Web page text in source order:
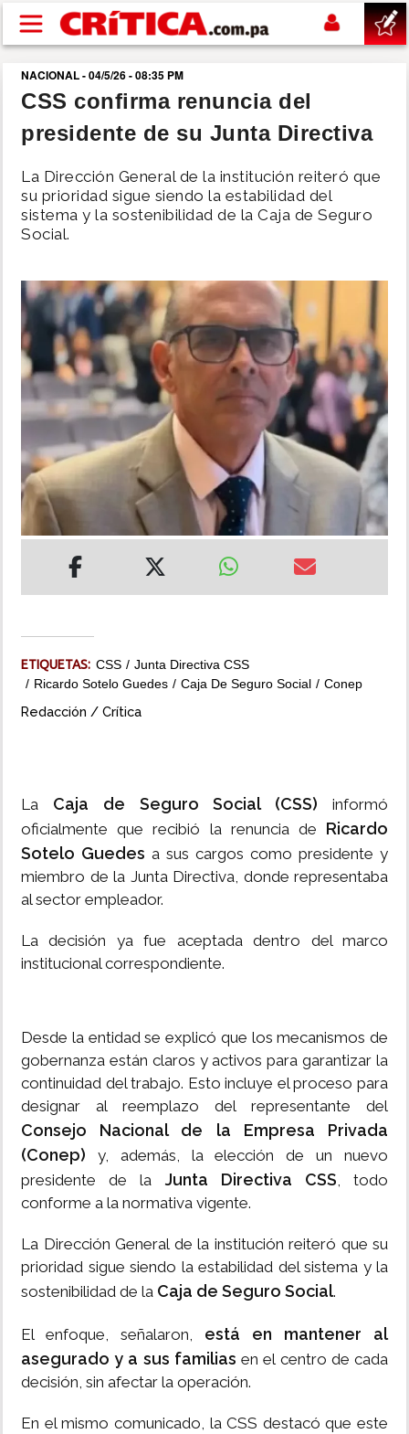
Pasar al contenido principal
buscar
SUCESOS
NACIONAL
POLÍTICA
SHOW
DEPORTES
INSÓLITAS
MULTIMEDIA
NACIONAL - 04/5/26 - 08:35 PM
CSS confirma renuncia del
presidente de su Junta Directiva
La Dirección General de la institución reiteró que
su prioridad sigue siendo la estabilidad del
sistema y la sostenibilidad de la Caja de Seguro
Social.
ETIQUETAS: CSS
Junta Directiva CSS
Ricardo Sotelo Guedes
Caja De Seguro Social Conep
Redacción / Crítica
La Caja de Seguro Social (CSS) informó
oficialmente que recibió la renuncia de Ricardo
Sotelo Guedes a sus cargos como presidente y
miembro de la Junta Directiva, donde representaba
al sector empleador.
La decisión ya fue aceptada dentro del marco
institucional correspondiente.
Desde la entidad se explicó que los mecanismos de
gobernanza están claros y activos para garantizar la
continuidad del trabajo. Esto incluye el proceso para
designar al reemplazo del representante del
Consejo Nacional de la Empresa Privada
(Conep) y, además, la elección de un nuevo
presidente de la Junta Directiva CSS, todo
conforme a la normativa vigente.
La Dirección General de la institución reiteró que su
prioridad sigue siendo la estabilidad del sistema y la
sostenibilidad de la Caja de Seguro Social.
El enfoque, señalaron, está en mantener al
asegurado y a sus familiasen el centro de cada
decisión, sin afectar la operación.
En el mismo comunicado, la CSS destacó que este